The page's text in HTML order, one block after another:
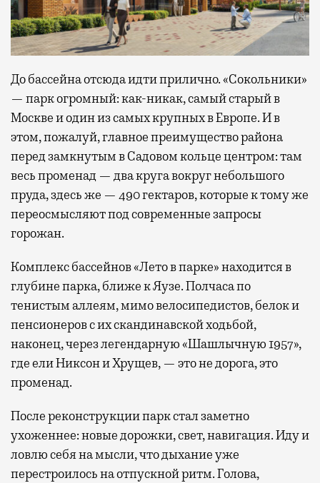
До бассейна отсюда идти прилично. «Сокольники»
— парк огромный: как-никак, самый старый в
Москве и один из самых крупных в Европе. И в
этом, пожалуй, главное преимущество района
перед замкнутым в Садовом кольце центром: там
весь променад — два круга вокруг небольшого
пруда, здесь же — 490 гектаров, которые к тому же
переосмысляют под современные запросы
горожан.
Комплекс бассейнов «Лето в парке» находится в
глубине парка, ближе к Яузе. Полчаса по
тенистым аллеям, мимо велосипедистов, белок и
пенсионеров с их скандинавской ходьбой,
наконец, через легендарную «Шашлычную 1957»,
где ели Никсон и Хрущев, — это не дорога, это
променад.
После реконструкции парк стал заметно
ухоженнее: новые дорожки, свет, навигация. Иду и
ловлю себя на мысли, что дыхание уже
перестроилось на отпускной ритм. Голова,